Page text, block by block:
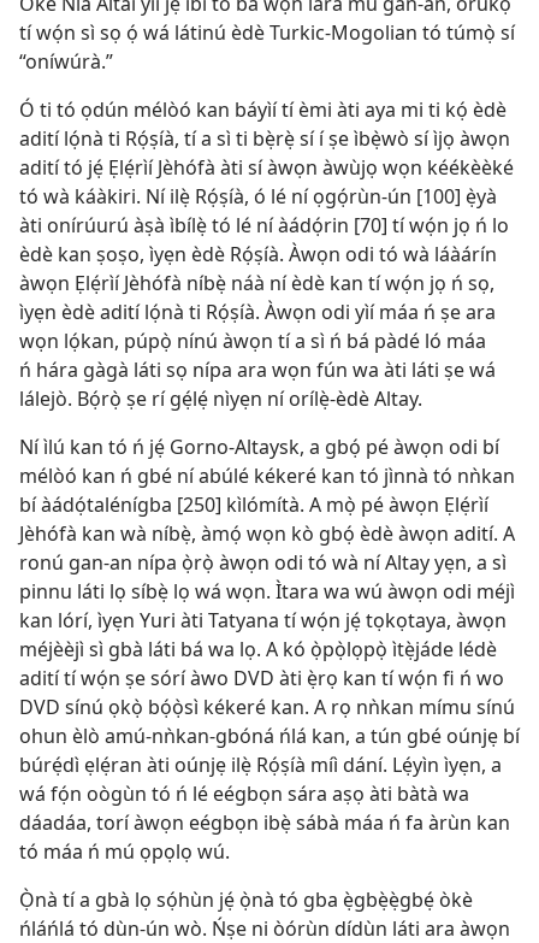
tí wọ́n sì sọ ọ́ wá látinú èdè Turkic-Mogolian tó túmọ̀ sí
“oníwúrà.”
Ó ti tó ọdún mélòó kan báyìí tí èmi àti aya mi ti kọ́ èdè
adití lọ́nà ti Rọ́ṣíà, tí a sì ti bẹ̀rẹ̀ sí í ṣe ìbẹ̀wò sí ìjọ àwọn
adití tó jẹ́ Ẹlẹ́rìí Jèhófà àti sí àwọn àwùjọ wọn kéékèèké
tó wà káàkiri. Ní ilẹ̀ Rọ́ṣíà, ó lé ní ọgọ́rùn-ún [100] ẹ̀yà
àti onírúurú àṣà ìbílẹ̀ tó lé ní àádọ́rin [70] tí wọ́n jọ ń lo
èdè kan ṣoṣo, ìyẹn èdè Rọ́ṣíà. Àwọn odi tó wà láàárín
àwọn Ẹlẹ́rìí Jèhófà níbẹ̀ náà ní èdè kan tí wọ́n jọ ń sọ,
ìyẹn èdè adití lọ́nà ti Rọ́ṣíà. Àwọn odi yìí máa ń ṣe ara
wọn lọ́kan, púpọ̀ nínú àwọn tí a sì ń bá pàdé ló máa
ń hára gàgà láti sọ nípa ara wọn fún wa àti láti ṣe wá
lálejò. Bọ́rọ̀ ṣe rí gẹ́lẹ́ nìyẹn ní orílẹ̀-èdè Altay.
Ní ìlú kan tó ń jẹ́ Gorno-Altaysk, a gbọ́ pé àwọn odi bí
mélòó kan ń gbé ní abúlé kékeré kan tó jìnnà tó nǹkan
bí àádọ́talénígba [250] kìlómítà. A mọ̀ pé àwọn Ẹlẹ́rìí
Jèhófà kan wà níbẹ̀, àmọ́ wọn kò gbọ́ èdè àwọn adití. A
ronú gan-an nípa ọ̀rọ̀ àwọn odi tó wà ní Altay yẹn, a sì
pinnu láti lọ síbẹ̀ lọ wá wọn. Ìtara wa wú àwọn odi méjì
kan lórí, ìyẹn Yuri àti Tatyana tí wọ́n jẹ́ tọkọtaya, àwọn
méjèèjì sì gbà láti bá wa lọ. A kó ọ̀pọ̀lọpọ̀ ìtẹ̀jáde lédè
adití tí wọ́n ṣe sórí àwo DVD àti ẹ̀rọ kan tí wọ́n fi ń wo
DVD sínú ọkọ̀ bọ́ọ̀sì kékeré kan. A rọ nǹkan mímu sínú
ohun èlò amú-nǹkan-gbóná ńlá kan, a tún gbé oúnjẹ bí
búrẹ́dì ẹlẹ́ran àti oúnjẹ ilẹ̀ Rọ́ṣíà míì dání. Lẹ́yìn ìyẹn, a
wá fọ́n oògùn tó ń lé eégbọn sára aṣọ àti bàtà wa
dáadáa, torí àwọn eégbọn ibẹ̀ sábà máa ń fa àrùn kan
tó máa ń mú ọpọlọ wú.
Ọ̀nà tí a gbà lọ sọ́hùn jẹ́ ọ̀nà tó gba ẹ̀gbẹ̀ẹ̀gbẹ́ òkè
ńláńlá tó dùn-ún wò. Ńṣe ni òórùn dídùn láti ara àwọn